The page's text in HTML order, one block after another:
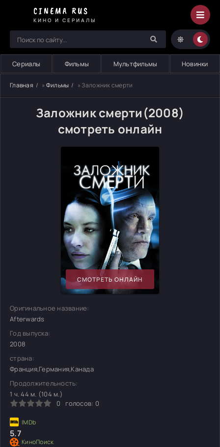
CINEMA RUS
КИНО И СЕРИАЛЫ
Сериалы Фильмы Мультфильмы Новинки
Главная » Фильмы » Заложник смерти
Заложник смерти(2008)
смотреть онлайн
СМОТРЕТЬ ОНЛАЙН
Оригинальное название:
Afterwards
Год выпуска:
2008
страна:
Франция,Германия,Канада
Продолжительность:
1 ч. 44 м. (104 м.)
0
голосов: 0
5.7